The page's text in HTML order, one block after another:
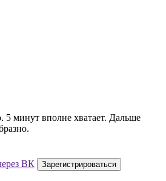
5 минут вполне хватает. Дальше
ВК Зарегистрироваться